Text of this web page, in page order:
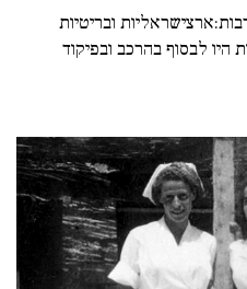
ארצישראליות ובריטיות
היו לבסוף בהרכב ובפיקוד